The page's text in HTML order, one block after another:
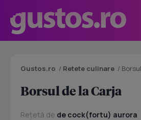
Gustos.ro / Retete culinare /
Borsul de la Carja
Rețetă de de cock(fortu) aurora